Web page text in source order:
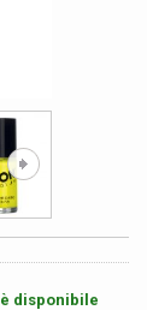
disponibile